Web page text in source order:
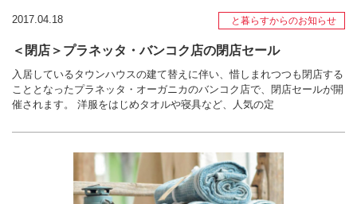
2017.04.18 と暮らすからのお知らせ
＜閉店＞プラネッタ・バンコク店の閉店セール
入居しているタウンハウスの建て替えに伴い、惜しまれつつも閉店する
こととなったプラネッタ・オーガニカのバンコク店で、閉店セールが開
催されます。 洋服をはじめタオルや寝具など、人気の定